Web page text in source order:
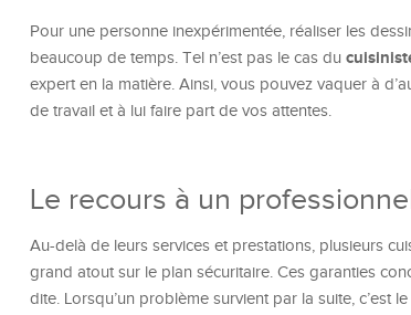
Pour une personne inexpérimentée, réaliser les
beaucoup de temps. Tel n’est pas le cas du
expert en la matière. Ainsi, vous pouvez vaquer à
de travail et à lui faire part de vos attentes.
Le recours à un
Au-delà de leurs services et prestations, plusieurs
grand atout sur le plan sécuritaire. Ces garanties
dite. Lorsqu’un problème survient par la suite, c’est